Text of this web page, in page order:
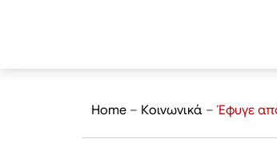
Home – Κοινωνικά – Έφυγε